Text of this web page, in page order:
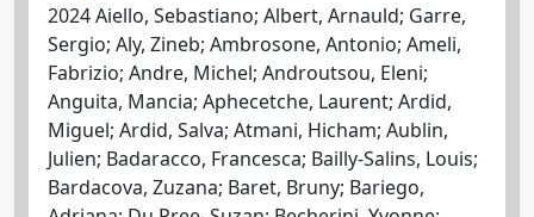
2024 Aiello, Sebastiano; Albert, Arnauld; Garre,
Sergio; Aly, Zineb; Ambrosone, Antonio; Ameli,
Fabrizio; Andre, Michel; Androutsou, Eleni;
Anguita, Mancia; Aphecetche, Laurent; Ardid,
Miguel; Ardid, Salva; Atmani, Hicham; Aublin,
Julien; Badaracco, Francesca; Bailly-Salins, Louis;
Bardacova, Zuzana; Baret, Bruny; Bariego,